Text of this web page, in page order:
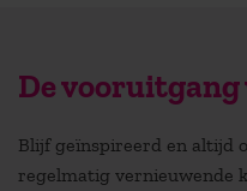
De vooruitgang
Blijf geïnspireerd en altijd
regelmatig vernieuwende